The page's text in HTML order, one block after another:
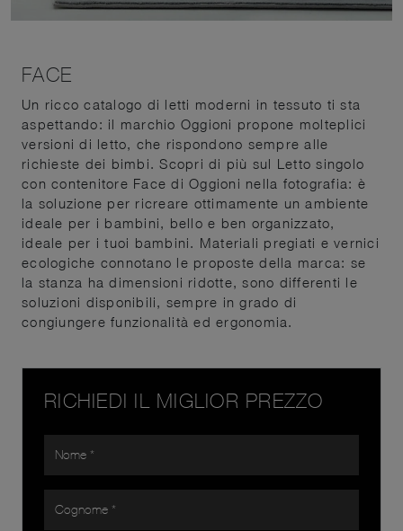
FACE
Un ricco catalogo di letti moderni in tessuto ti sta
aspettando: il marchio Oggioni propone molteplici
versioni di letto, che rispondono sempre alle
richieste dei bimbi. Scopri di più sul Letto singolo
con contenitore Face di Oggioni nella fotografia: è
la soluzione per ricreare ottimamente un ambiente
ideale per i bambini, bello e ben organizzato,
ideale per i tuoi bambini. Materiali pregiati e vernici
ecologiche connotano le proposte della marca: se
la stanza ha dimensioni ridotte, sono differenti le
soluzioni disponibili, sempre in grado di
congiungere funzionalità ed ergonomia.
RICHIEDI IL MIGLIOR PREZZO